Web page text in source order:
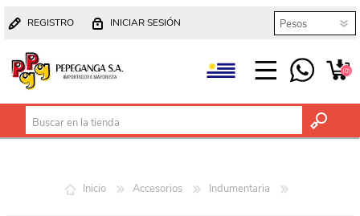
REGISTRO INICIAR SESIÓN
(0)
Inicio Accesorios Indumentaria